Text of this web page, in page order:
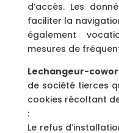
d’accès. Les
faciliter la
également
mesures de
Lechangeur-
de société tierces
cookies récoltant
:
Le refus